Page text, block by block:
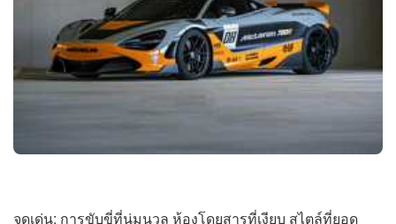
จุดเด่น: การขับขี่ที่นุ่มนวล ห้องโดยสารที่เงียบ สไตล์ที่ยอด